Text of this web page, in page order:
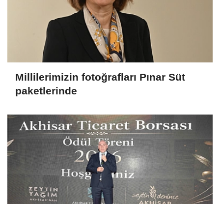
Millilerimizin fotoğrafları Pınar Süt
paketlerinde